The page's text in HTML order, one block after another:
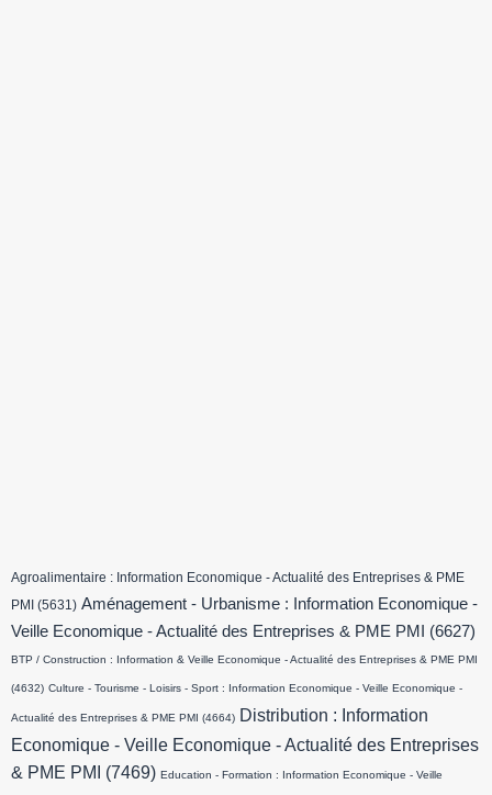
Agroalimentaire : Information Economique - Actualité des Entreprises & PME
PMI (5631) Aménagement - Urbanisme : Information Economique -
Veille Economique - Actualité des Entreprises & PME PMI
(6627)
BTP / Construction : Information & Veille Economique - Actualité des Entreprises & PME PMI
(4632) Culture - Tourisme - Loisirs - Sport : Information Economique - Veille Economique -
Actualité des Entreprises & PME PMI (4664) Distribution : Information
Economique - Veille Economique - Actualité des Entreprises
& PME PMI
(7469) Education - Formation : Information Economique - Veille